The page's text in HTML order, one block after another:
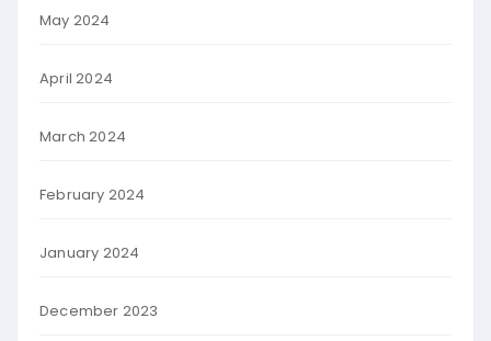
May 2024
April 2024
March 2024
February 2024
January 2024
December 2023